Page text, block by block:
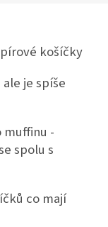
košíčky
je spíše
muffinu -
spolu s
co mají